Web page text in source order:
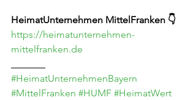
HeimatUnternehmen MittelFranken 👇
https://heimatunternehmen-
mittelfranken.de
#HeimatUnternehmenBayern
#MittelFranken #HUMF #HeimatWert